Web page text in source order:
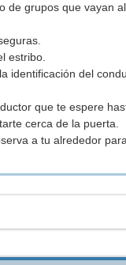
de grupos que vayan
estribo.
identificación del
que te espere
cerca de la puerta.
a tu alrededor